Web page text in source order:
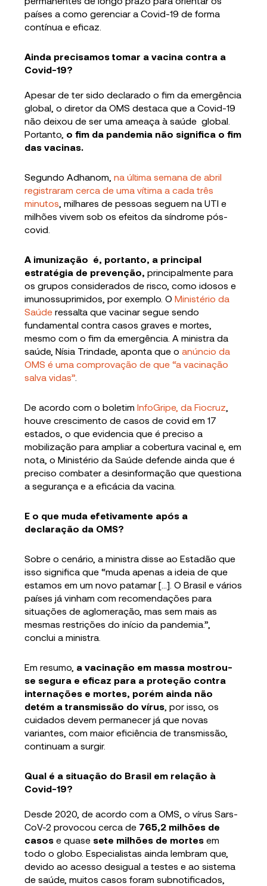
países a como gerenciar a Covid-19 de forma
contínua e eficaz.
Ainda precisamos tomar a vacina contra a
Covid-19?
Apesar de ter sido declarado o fim da emergência
global, o diretor da OMS destaca que a Covid-19
não deixou de ser uma ameaça à saúde global.
Portanto, o fim da pandemia não significa o fim
das vacinas.
Segundo Adhanom,na última semana de abril
registraram cerca de uma vítima a cada três
minutos , milhares de pessoas seguem na UTI e
milhões vivem sob os efeitos da síndrome pós-
covid.
A imunização é, portanto, a principal
estratégia de prevenção,principalmente para
os grupos considerados de risco, como idosos e
imunossuprimidos, por exemplo. OMinistério da
Saúde ressalta que vacinar segue sendo
fundamental contra casos graves e mortes,
mesmo com o fim da emergência. A ministra da
saúde, Nísia Trindade, aponta que oanúncio da
OMS é uma comprovação de que “a vacinação
salva vidas”
De acordo com o boletimInfoGripe, da Fiocruz
houve crescimento de casos de covid em 17
estados, o que evidencia que é preciso a
mobilização para ampliar a cobertura vacinal e, em
nota, o Ministério da Saúde defende ainda que é
preciso combater a desinformação que questiona
a segurança e a eficácia da vacina.
E o que muda efetivamente após a
declaração da OMS?
Sobre o cenário, a ministra disse ao Estadão que
isso significa que “muda apenas a ideia de que
estamos em um novo patamar […]. O Brasil e vários
países já vinham com recomendações para
situações de aglomeração, mas sem mais as
mesmas restrições do início da pandemia.”,
conclui a ministra.
Em resumo, a vacinação em massa mostrou-
se segura e eficaz para a proteção contra
internações e mortes, porém ainda não
detém a transmissão do vírus , por isso, os
cuidados devem permanecer já que novas
variantes, com maior eficiência de transmissão,
continuam a surgir.
Qual é a situação do Brasil em relação à
Covid-19?
Desde 2020, de acordo com a OMS, o vírus Sars-
CoV-2 provocou cerca de 765,2 milhões de
casos e quase sete milhões de mortes em
todo o globo. Especialistas ainda lembram que,
devido ao acesso desigual a testes e ao sistema
de saúde, muitos casos foram subnotificados,